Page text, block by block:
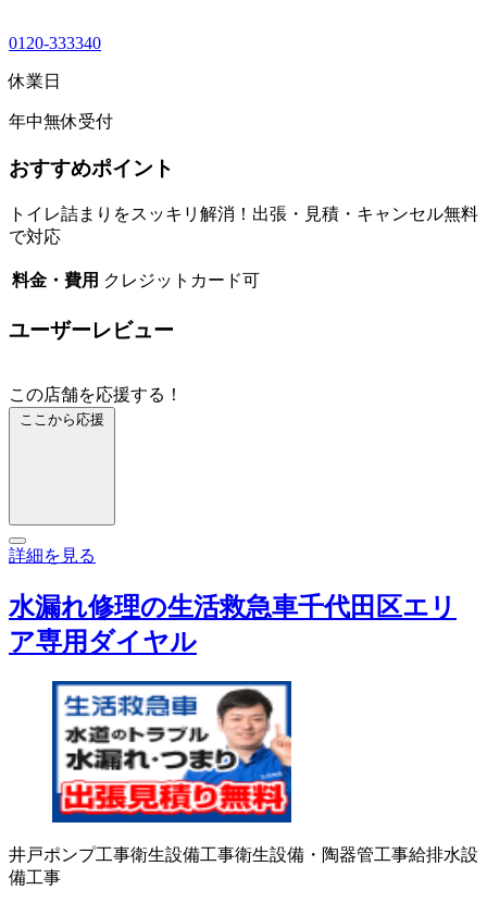
0120-333340
休業日
年中無休受付
おすすめポイント
トイレ詰まりをスッキリ解消！出張・見積・キャンセル無料
で対応
料金・費用 クレジットカード可
ユーザーレビュー
この店舗を応援する！
ここから応援
詳細を見る
水漏れ修理の生活救急車千代田区エリ
ア専用ダイヤル
井戸ポンプ工事衛生設備工事衛生設備・陶器管工事給排水設
備工事